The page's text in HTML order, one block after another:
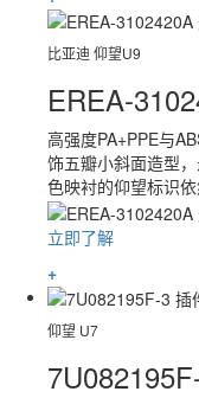
比亚迪 仰望U9
EREA-
高强度PA+PPE与
饰五瓣小斜面造型
色映衬的仰望标识
立即了解
+
仰望 U7